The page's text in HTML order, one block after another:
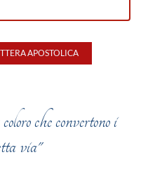
APOSTOLICA
che convertono i
via"